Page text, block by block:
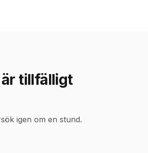
tillfälligt
igen om en stund.